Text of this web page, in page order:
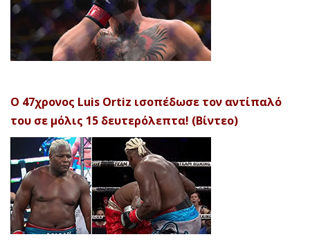
Ο 47χρονος Luis Ortiz ισοπέδωσε τον αντίπαλό
του σε μόλις 15 δευτερόλεπτα! (Βίντεο)